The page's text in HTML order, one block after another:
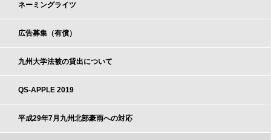
ネーミングライツ
広告募集（有償）
九州大学法被の貸出について
QS-APPLE 2019
平成29年7月九州北部豪雨への対応